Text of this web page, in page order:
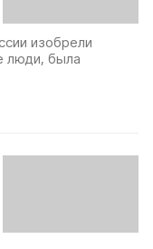
изобрели
люди, была